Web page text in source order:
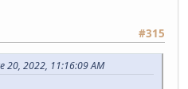
#315
20, 2022, 11:16:09 AM